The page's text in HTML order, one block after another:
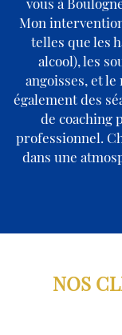
Mon
telles que les
alcool), les
angoisses, et le
également des
de coaching
professionnel.
dans une
NOS